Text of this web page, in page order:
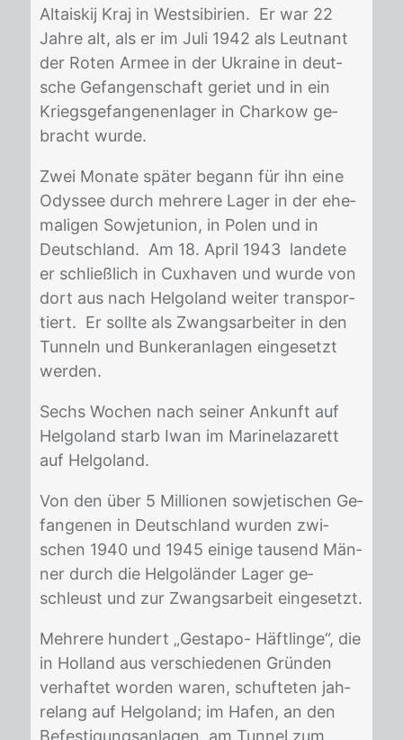
Al­tais­kij Kraj in West­si­bi­ri­en. Er war 22
Jah­re alt, als er im Juli 1942 als Leut­nant
der Ro­ten Ar­mee in der Ukrai­ne in deut­
sche Ge­fan­gen­schaft ge­riet und in ein
Kriegs­ge­fan­ge­nen­la­ger in Char­kow ge­
bracht wur­de.
Zwei Mo­na­te spä­ter be­gann für ihn eine
Odys­see durch meh­re­re La­ger in der ehe­
ma­li­gen So­wjet­uni­on, in Po­len und in
Deutsch­land. Am 18. April 1943 lan­de­te
er schließ­lich in Cux­ha­ven und wur­de von
dort aus nach Hel­go­land wei­ter trans­por­
tiert. Er soll­te als Zwangs­ar­bei­ter in den
Tun­neln und Bun­ker­an­la­gen ein­ge­setzt
wer­den.
Sechs Wo­chen nach sei­ner An­kunft auf
Hel­go­land starb Iwan im Ma­ri­nela­za­rett
auf Hel­go­land.
Von den über 5 Mil­lio­nen so­wje­ti­schen Ge­
fan­ge­nen in Deutsch­land wur­den zwi­
schen 1940 und 1945 ei­ni­ge tau­send Män­
ner durch die Hel­go­län­der La­ger ge­
schleust und zur Zwangs­ar­beit ein­ge­setzt.
Meh­re­re hun­dert „Ge­sta­po- Häft­lin­ge“, die
in Hol­land aus ver­schie­de­nen Grün­den
ver­haf­tet wor­den wa­ren, schuf­te­ten jah­
re­lang auf Hel­go­land; im Ha­fen, an den
Be­fes­ti­gungs­an­la­gen, am Tun­nel zum